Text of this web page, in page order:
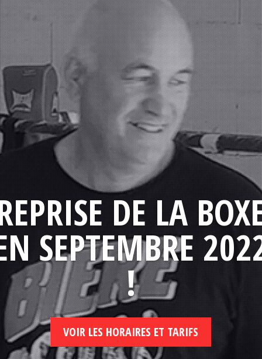
DE LA
SEPTEMBRE
!
VOIR LES HORAIRES ET TARIFS